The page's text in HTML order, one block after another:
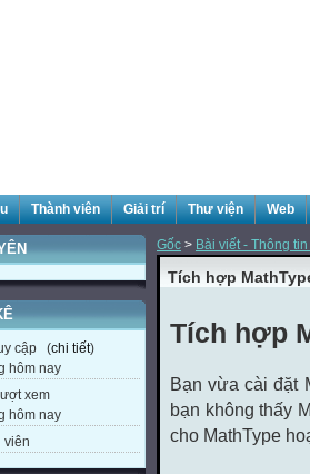
Thành viên Giải trí Thư viện Web
cập (chi tiết)
hôm nay
lượt xem
hôm nay
viên
Gốc > Bài viết - Thông
Tích hợp
Tích hợp
Bạn vừa cài đặt
bạn không thấy
cho MathType